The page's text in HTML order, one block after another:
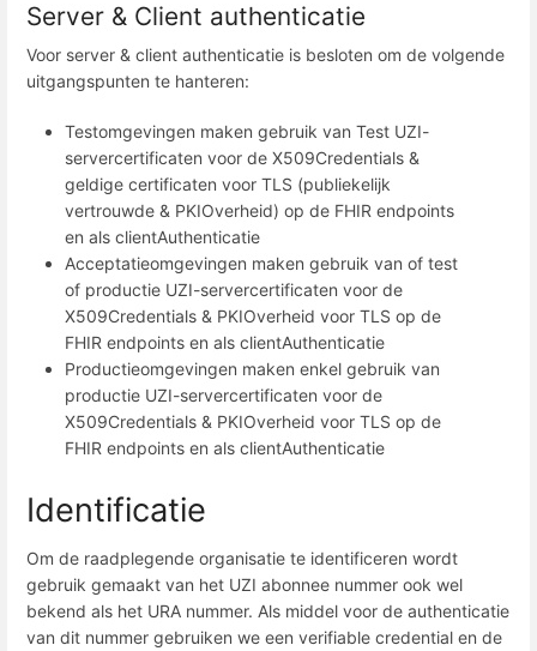
Server & Client authenticatie
Voor server & client authenticatie is besloten om de volgende
uitgangspunten te hanteren:
Testomgevingen maken gebruik van Test UZI-
servercertificaten voor de X509Credentials &
geldige certificaten voor TLS (publiekelijk
vertrouwde & PKIOverheid) op de FHIR endpoints
en als clientAuthenticatie
Acceptatieomgevingen maken gebruik van of test
of productie UZI-servercertificaten voor de
X509Credentials & PKIOverheid voor TLS op de
FHIR endpoints en als clientAuthenticatie
Productieomgevingen maken enkel gebruik van
productie UZI-servercertificaten voor de
X509Credentials & PKIOverheid voor TLS op de
FHIR endpoints en als clientAuthenticatie
Identificatie
Om de raadplegende organisatie te identificeren wordt
gebruik gemaakt van het UZI abonnee nummer ook wel
bekend als het URA nummer. Als middel voor de authenticatie
van dit nummer gebruiken we een verifiable credential en de